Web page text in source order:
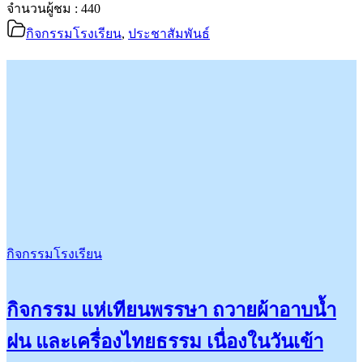
จำนวนผู้ชม : 440
กิจกรรมโรงเรียน, ประชาสัมพันธ์
กิจกรรมโรงเรียน
กิจกรรม แห่เทียนพรรษา ถวายผ้าอาบน้ำ
ฝน และเครื่องไทยธรรม เนื่องในวันเข้า